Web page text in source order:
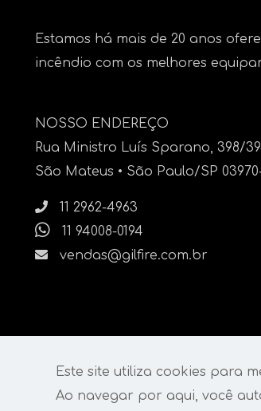
Estamos há mais de 20 anos
incêndio com os melhores
NOSSO ENDEREÇO
Rua Ministro Luís Sparano, 398/
São Mateus • São Paulo/SP
11 2962-4963
11 94008-0194
vendas@gilfire.com.br
© 2023 Grupo Gilfire | Todos os
Este site utiliza cookies para
Ao navegar por aqui, você